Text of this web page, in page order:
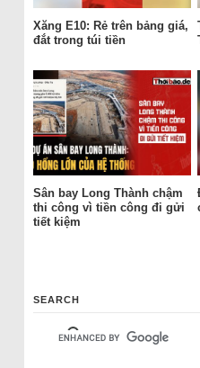
Xăng E10: Rẻ trên bảng giá,
đắt trong túi tiền
Sân bay Long Thành chậm
thi công vì tiền công đi gửi
tiết kiệm
SEARCH